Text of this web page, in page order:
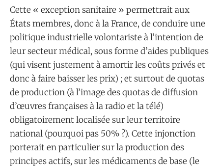
Cette « exception sanitaire » permettrait aux
États membres, donc à la France, de conduire une
politique industrielle volontariste à l’intention de
leur secteur médical, sous forme d’aides publiques
(qui visent justement à amortir les coûts privés et
donc à faire baisser les prix) ; et surtout de quotas
de production (à l’image des quotas de diffusion
d’œuvres françaises à la radio et la télé)
obligatoirement localisée sur leur territoire
national (pourquoi pas 50% ?). Cette injonction
porterait en particulier sur la production des
principes actifs, sur les médicaments de base (le